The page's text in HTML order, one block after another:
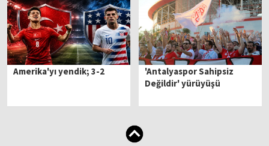
Amerika'yı yendik; 3-2
'Antalyaspor Sahipsiz
Değildir' yürüyüşü